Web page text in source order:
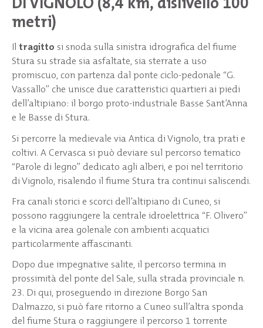
metri)
Il tragitto si snoda sulla sinistra idrografica del fiume
Stura su strade sia asfaltate, sia sterrate a uso
promiscuo, con partenza dal ponte ciclo-pedonale “G.
Vassallo” che unisce due caratteristici quartieri ai piedi
dell’altipiano: il borgo proto-industriale Basse Sant’Anna
e le Basse di Stura.
Si percorre la medievale via Antica di Vignolo, tra prati e
coltivi. A Cervasca si può deviare sul percorso tematico
“Parole di legno” dedicato agli alberi, e poi nel territorio
di Vignolo, risalendo il fiume Stura tra continui saliscendi.
Fra canali storici e scorci dell’altipiano di Cuneo, si
possono raggiungere la centrale idroelettrica “F. Olivero”
e la vicina area golenale con ambienti acquatici
particolarmente affascinanti.
Dopo due impegnative salite, il percorso termina in
prossimità del ponte del Sale, sulla strada provinciale n.
23. Di qui, proseguendo in direzione Borgo San
Dalmazzo, si può fare ritorno a Cuneo sull’altra sponda
del fiume Stura o raggiungere il percorso 1 torrente